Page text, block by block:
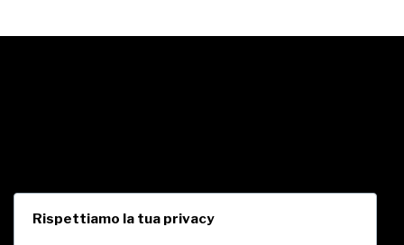
Rispettiamo la tua privacy